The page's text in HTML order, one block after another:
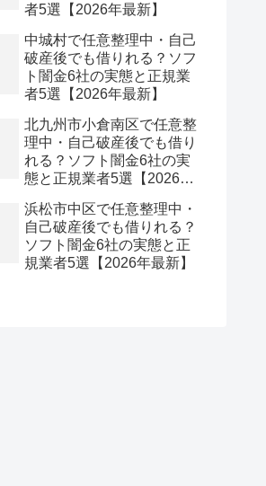
者5選【2026年最新】
中城村で任意整理中・自己
破産後でも借りれる？ソフ
ト闇金6社の実態と正規業
者5選【2026年最新】
北九州市小倉南区で任意整
理中・自己破産後でも借り
れる？ソフト闇金6社の実
態と正規業者5選【2026年
浜松市中区で任意整理中・
自己破産後でも借りれる？
ソフト闇金6社の実態と正
規業者5選【2026年最新】